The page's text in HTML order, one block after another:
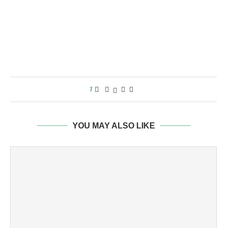
1
YOU MAY ALSO LIKE